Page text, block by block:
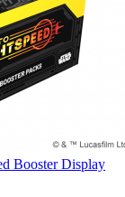
Booster Display